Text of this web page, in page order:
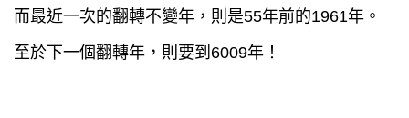
而最近一次的翻轉不變年，則是55年前的1961年。
至於下一個翻轉年，則要到6009年！